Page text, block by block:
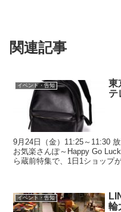
関連記事
イベント・告知
東
テ
9月24日（金）11:25～11:30
お気楽さんぽ～Happy Go
ら蔵前特集で、1日1ショップ
イベント・告知
輪